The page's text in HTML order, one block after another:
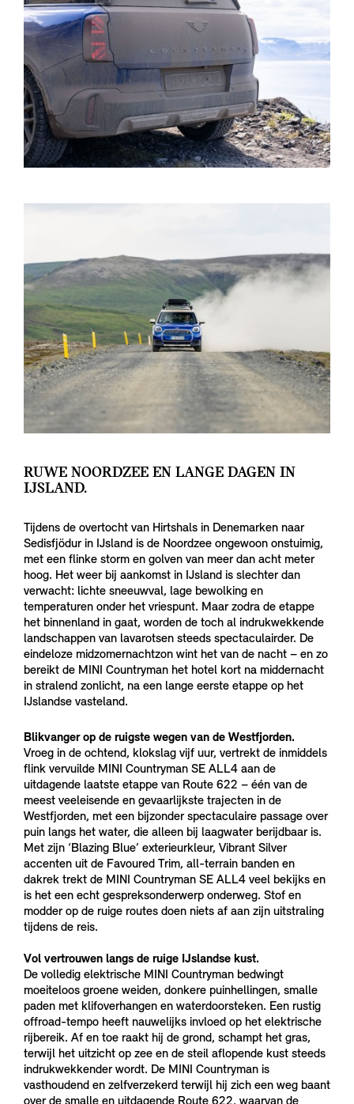
RUWE NOORDZEE EN LANGE DAGEN IN
IJSLAND.
Tijdens de overtocht van Hirtshals in Denemarken naar
Sedisfjödur in IJsland is de Noordzee ongewoon onstuimig,
met een flinke storm en golven van meer dan acht meter
hoog. Het weer bij aankomst in IJsland is slechter dan
verwacht: lichte sneeuwval, lage bewolking en
temperaturen onder het vriespunt. Maar zodra de etappe
het binnenland in gaat, worden de toch al indrukwekkende
landschappen van lavarotsen steeds spectaculairder. De
eindeloze midzomernachtzon wint het van de nacht – en zo
bereikt de MINI Countryman het hotel kort na middernacht
in stralend zonlicht, na een lange eerste etappe op het
IJslandse vasteland.
Blikvanger op de ruigste wegen van de Westfjorden.
Vroeg in de ochtend, klokslag vijf uur, vertrekt de inmiddels
flink vervuilde MINI Countryman SE ALL4 aan de
uitdagende laatste etappe van Route 622 – één van de
meest veeleisende en gevaarlijkste trajecten in de
Westfjorden, met een bijzonder spectaculaire passage over
puin langs het water, die alleen bij laagwater berijdbaar is.
Met zijn ‘Blazing Blue’ exterieurkleur, Vibrant Silver
accenten uit de Favoured Trim, all-terrain banden en
dakrek trekt de MINI Countryman SE ALL4 veel bekijks en
is het een echt gespreksonderwerp onderweg. Stof en
modder op de ruige routes doen niets af aan zijn uitstraling
tijdens de reis.
Vol vertrouwen langs de ruige IJslandse kust.
De volledig elektrische MINI Countryman bedwingt
moeiteloos groene weiden, donkere puinhellingen, smalle
paden met klifoverhangen en waterdoorsteken. Een rustig
offroad-tempo heeft nauwelijks invloed op het elektrische
rijbereik. Af en toe raakt hij de grond, schampt het gras,
terwijl het uitzicht op zee en de steil aflopende kust steeds
indrukwekkender wordt. De MINI Countryman is
vasthoudend en zelfverzekerd terwijl hij zich een weg baant